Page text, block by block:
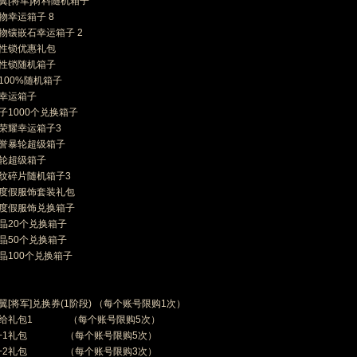
幸运箱子 8
镶嵌石幸运箱子 2
锁优惠礼包
锁随机箱子
随机箱子
运箱子
1000个兑换箱子
耀幸运箱子3
暴轮超级箱子
超级箱子
碎片随机箱子3
假服饰套装礼包
假服饰兑换箱子
20个兑换箱子
50个兑换箱子
100个兑换箱子
[将军]兑换券(1阶段) （每个账号限购1次）
给礼包1 （每个账号限购5次）
礼包 （每个账号限购5次）
礼包 （每个账号限购3次）